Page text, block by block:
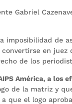
Gabriel
de
en
de los
América, a los
de la matriz y
que el logo